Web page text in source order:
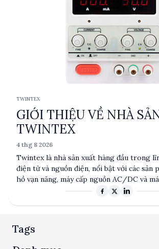
TWINTEX
GIỚI THIỆU VỀ NHÀ
TWINTEX
4 thg 8 2026
Twintex là nhà sản xuất hàng đầu trong
điện tử và nguồn điện, nổi bật với các sản
hồ vạn năng, máy cấp nguồn AC/DC và
dây điện. Với sự chú trọng vào chất lượng
kỹ thuật cao, mang lại hiệu suất tối ưu cho
Tags